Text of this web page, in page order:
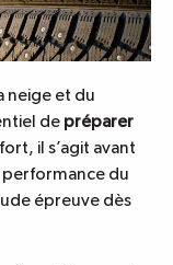
neige et du
de préparer
il s’agit avant
du
épreuve dès